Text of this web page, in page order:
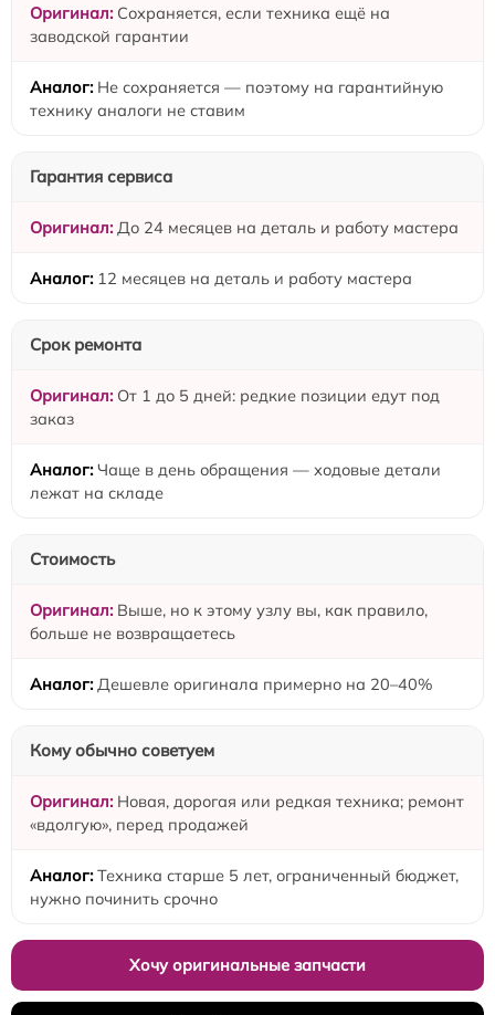
Сохраняется, если техника ещё на
заводской гарантии
Не сохраняется — поэтому на гарантийную
технику аналоги не ставим
Гарантия сервиса
До 24 месяцев на деталь и работу мастера
12 месяцев на деталь и работу мастера
Срок ремонта
От 1 до 5 дней: редкие позиции едут под
заказ
Чаще в день обращения — ходовые детали
лежат на складе
Стоимость
Выше, но к этому узлу вы, как правило,
больше не возвращаетесь
Дешевле оригинала примерно на 20–40%
Кому обычно советуем
Новая, дорогая или редкая техника; ремонт
«вдолгую», перед продажей
Техника старше 5 лет, ограниченный бюджет,
нужно починить срочно
Хочу оригинальные запчасти